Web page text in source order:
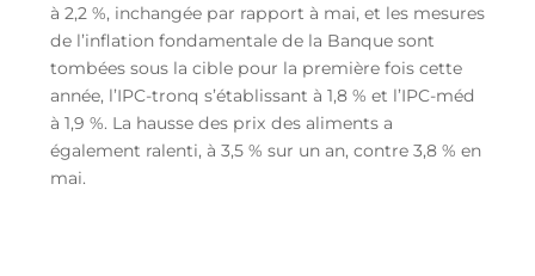
à 2,2 %, inchangée par rapport à mai, et les mesures
de l’inflation fondamentale de la Banque sont
tombées sous la cible pour la première fois cette
année, l’IPC-tronq s’établissant à 1,8 % et l’IPC-méd
à 1,9 %. La hausse des prix des aliments a
également ralenti, à 3,5 % sur un an, contre 3,8 % en
mai.